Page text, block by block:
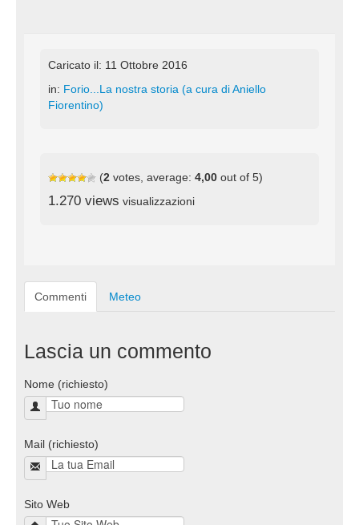
Caricato il: 11 Ottobre 2016
in: Forio...La nostra storia (a cura di Aniello
Fiorentino)
(2 votes, average: 4,00 out of 5)
1.270 views visualizzazioni
Commenti Meteo
Lascia un commento
Nome (richiesto)
Mail (richiesto)
Sito Web